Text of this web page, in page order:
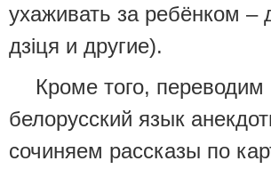
ухаживать за ребёнком –
дзiця и другие).
Кроме того, переводим
белорусский язык
сочиняем рассказы по